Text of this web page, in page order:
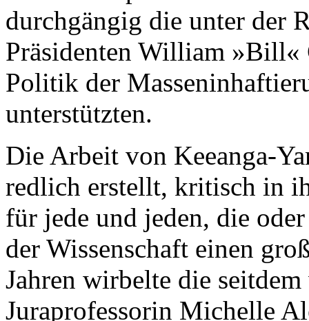
durchgängig die unter der
Präsidenten William
Politik der
unterstützten.
Die Arbeit von Keeanga-
redlich erstellt, kritisch in
für jede und jeden, die
der Wissenschaft einen
Jahren wirbelte die
Juraprofessorin Michelle